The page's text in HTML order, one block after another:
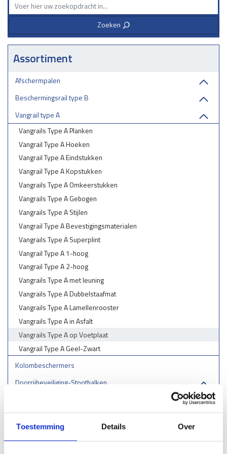
Toestemming Details Over
Zoeken 3
Assortiment
Afschermpalen
Beschermingsrail type B
Vangrail type A
Vangrails Type A Planken
Vangrail Type A Hoeken
Vangrail Type A Eindstukken
Vangrail Type A Kopstukken
Vangrails Type A Omkeerstukken
Vangrails Type A Gebogen
Vangrails Type A Stijlen
Vangrail Type A Bevestigingsmaterialen
Vangrails Type A Superplint
Vangrail Type A 1-hoog
Vangrail Type A 2-hoog
Vangrails Type A met leuning
Vangrails Type A Dubbelstaafmat
Vangrails Type A Lamellenrooster
Vangrails Type A in Asfalt
Vangrails Type A op Voetplaat
Vangrail Type A Geel-Zwart
Kolombeschermers
Doorrijbeveiliging-Stootbalken
Stellingbeschermers
Laadpaal & laadstation bescherming